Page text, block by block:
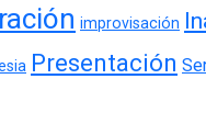
improvisación
Presentación